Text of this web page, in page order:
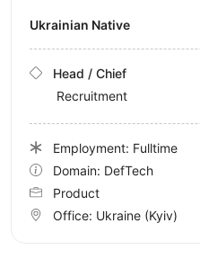
Ukrainian Native
Head / Chief
Recruitment
Employment: Fulltime
Domain: DefTech
Product
Office: Ukraine (Kyiv)